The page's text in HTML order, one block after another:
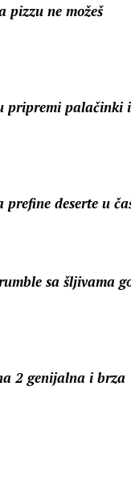
pizzu ne možeš
pripremi palačinki
prefine deserte u
sa šljivama
2 genijalna i brza